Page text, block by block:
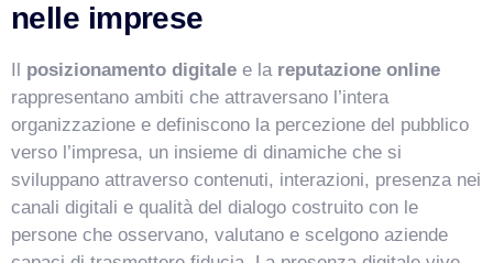
nelle imprese
posizionamento digitale e la reputazione online
rappresentano ambiti che attraversano l’intera
organizzazione e definiscono la percezione del pubblico
verso l’impresa, un insieme di dinamiche che si
sviluppano attraverso contenuti, interazioni, presenza nei
canali digitali e qualità del dialogo costruito con le
persone che osservano, valutano e scelgono aziende